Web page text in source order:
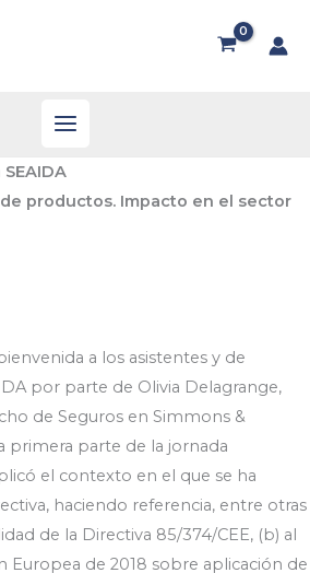
productos. Impacto en el sector
a los asistentes y de
por parte de Olivia Delagrange,
de Seguros en Simmons &
primera parte de la jornada
el contexto en el que se ha
haciendo referencia, entre otras
de la Directiva 85/374/CEE, (b) al
Europea de 2018 sobre aplicación de